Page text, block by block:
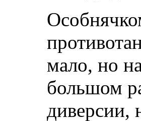
мало, но
большом
диверсии,